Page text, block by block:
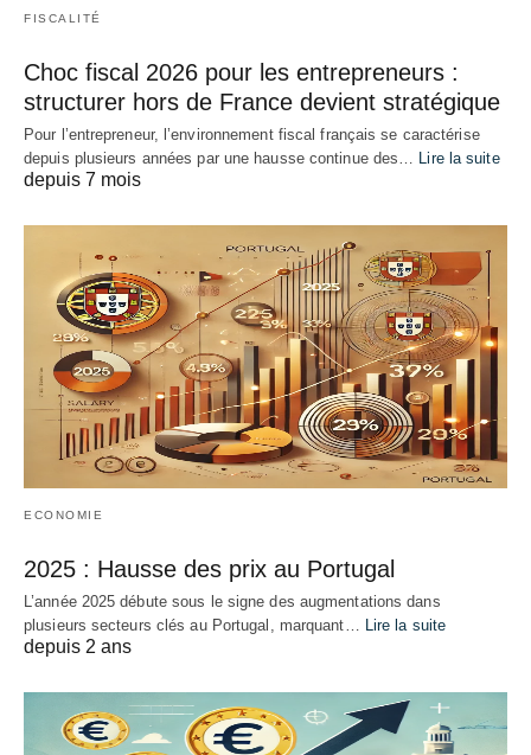
FISCALITÉ
Choc fiscal 2026 pour les entrepreneurs :
structurer hors de France devient stratégique
Pour l’entrepreneur, l’environnement fiscal français se caractérise
depuis plusieurs années par une hausse continue des… Lire la suite
depuis 7 mois
ECONOMIE
2025 : Hausse des prix au Portugal
L’année 2025 débute sous le signe des augmentations dans
plusieurs secteurs clés au Portugal, marquant… Lire la suite
depuis 2 ans